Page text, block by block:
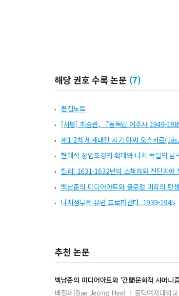
해당 권호 수록 논문 (7)
편집노트
[서평] 최승완, 『동독민 이주사 1949-
제1-2차 세계대전 시기 야씨 오스카르
현대식 상업포경의 확대와 나치 독일의 남
틸리: 1631-1632년의 소책자와 전단지에
백남준의 미디어아트와 글로컬 미학의 탄생
나치정부의 유럽 프로파간다, 1939-1945
추천 논문
백남준의 미디어아트와 ‘간間문화적 샤머니
배정희(Bae Jeong Hee) 동덕여자대학